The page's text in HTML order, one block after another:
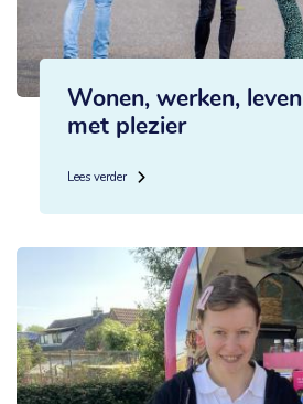
Wonen, werken, leven
met plezier
Lees verder